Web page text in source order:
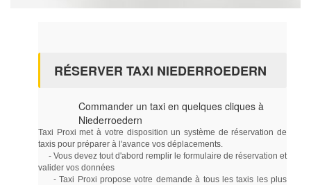
RÉSERVER TAXI NIEDERROEDERN
Commander un taxi en quelques cliques à
Niederroedern
Taxi Proxi met à votre disposition un système de réservation de
taxis pour préparer à l'avance vos déplacements.
- Vous devez tout d'abord remplir le formulaire de réservation et
valider vos données
- Taxi Proxi propose votre demande à tous les taxis les plus